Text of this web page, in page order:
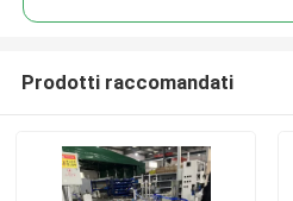
Prodotti raccomandati